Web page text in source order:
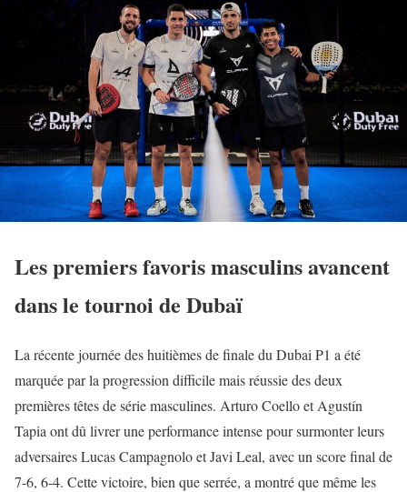
Les premiers favoris masculins avancent
dans le tournoi de Dubaï
La récente journée des huitièmes de finale du Dubai P1 a été
marquée par la progression difficile mais réussie des deux
premières têtes de série masculines. Arturo Coello et Agustín
Tapia ont dû livrer une performance intense pour surmonter leurs
adversaires Lucas Campagnolo et Javi Leal, avec un score final de
7-6, 6-4. Cette victoire, bien que serrée, a montré que même les